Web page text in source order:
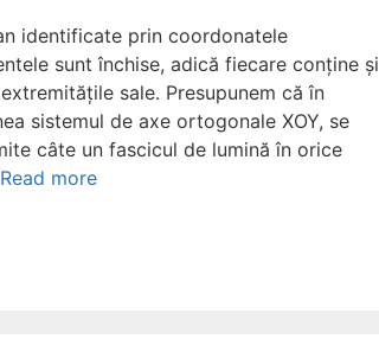
identificate prin coordonatele
sunt închise, adică fiecare conține și
sale. Presupunem că în
sistemul de axe ortogonale XOY, se
câte un fascicul de lumină în orice
Read more